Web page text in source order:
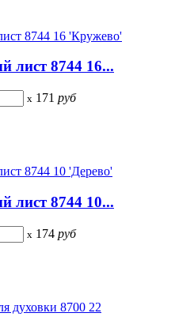
лист 8744 16...
x 171 руб
лист 8744 10...
x 174 руб